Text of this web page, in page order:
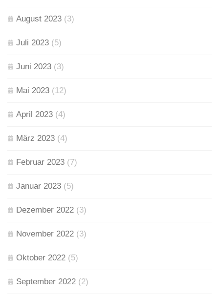
August 2023 (3)
Juli 2023 (5)
Juni 2023 (3)
Mai 2023 (12)
April 2023 (4)
März 2023 (4)
Februar 2023 (7)
Januar 2023 (5)
Dezember 2022 (3)
November 2022 (3)
Oktober 2022 (5)
September 2022 (2)